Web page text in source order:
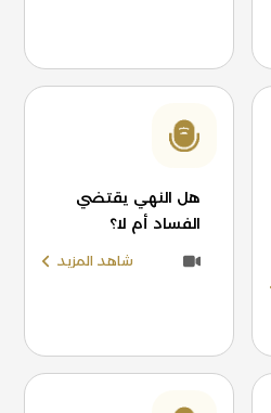
هل النهي يقتضي
الفساد أم لا؟
شاهد المزيد